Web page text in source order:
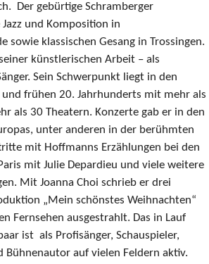
Der gebürtige Schramberger
und Komposition in
sowie klassischen Gesang in Trossingen.
künstlerischen Arbeit – als
Sein Schwerpunkt liegt in den
frühen 20. Jahrhunderts mit mehr als
als 30 Theatern. Konzerte gab er in den
unter anderen in der berühmten
mit Hoffmanns Erzählungen bei den
mit Julie Depardieu und viele weitere
Mit Joanna Choi schrieb er drei
„Mein schönstes Weihnachten“
Fernsehen ausgestrahlt. Das in Lauf
ist als Profisänger, Schauspieler,
Bühnenautor auf vielen Feldern aktiv.